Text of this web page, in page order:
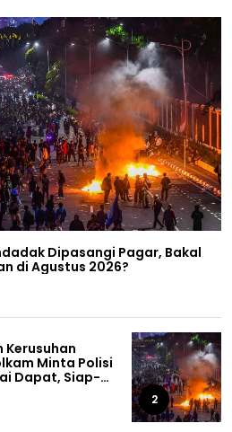
Dipasangi Pagar, Bakal
di Agustus 2026?
Kerusuhan
Minta Polisi
Dapat, Siap-
2